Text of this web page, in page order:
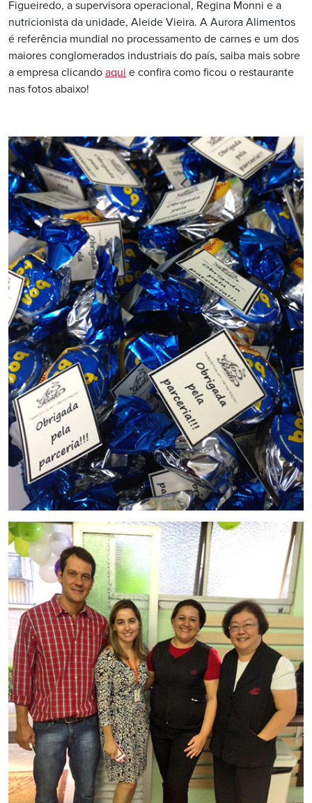
Figueiredo, a supervisora operacional, Regina Monni e a
nutricionista da unidade, Aleide Vieira. A Aurora Alimentos
é referência mundial no processamento de carnes e um dos
maiores conglomerados industriais do país, saiba mais sobre
a empresa clicando aqui e confira como ficou o restaurante
nas fotos abaixo!